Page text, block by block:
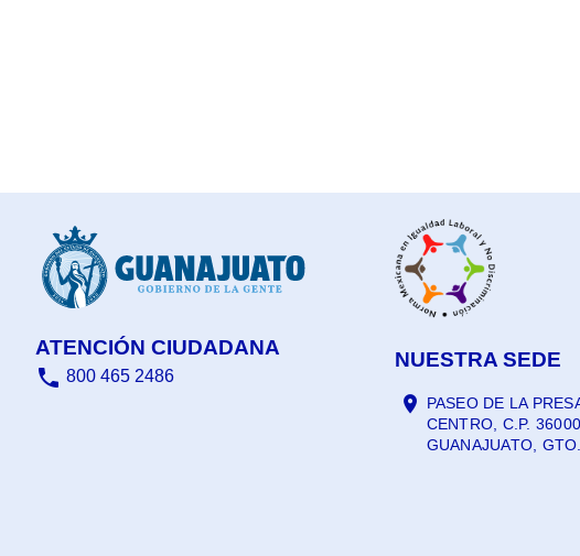
ATENCIÓN CIUDADANA
800 465 2486
NUESTRA SEDE
PASEO DE LA
CENTRO, C.P.
GUANAJUATO, GTO.